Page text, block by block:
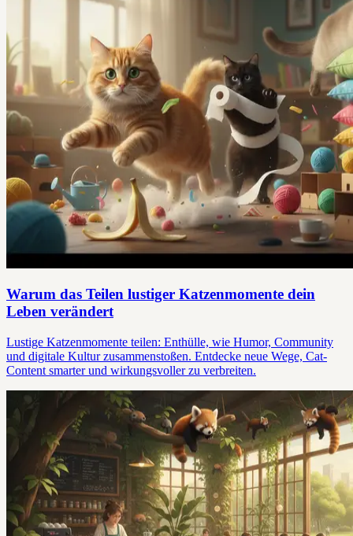
Warum das Teilen lustiger Katzenmomente dein
Leben verändert
Lustige Katzenmomente teilen: Enthülle, wie Humor, Community
und digitale Kultur zusammenstoßen. Entdecke neue Wege, Cat-
Content smarter und wirkungsvoller zu verbreiten.